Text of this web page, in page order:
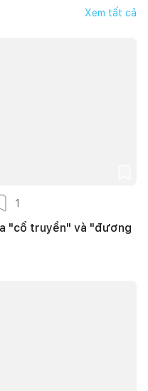
Xem tất cả
1
"cổ truyền" và "đương